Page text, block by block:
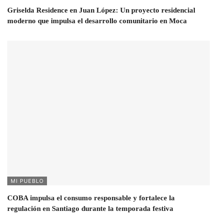
Griselda Residence en Juan López: Un proyecto residencial
moderno que impulsa el desarrollo comunitario en Moca
MI PUEBLO
COBA impulsa el consumo responsable y fortalece la
regulación en Santiago durante la temporada festiva